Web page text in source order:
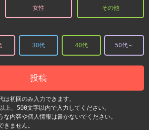
女性 その他
30代 40代 50代～
投稿
初回のみ入力できます。
、500文字以内で入力してください。
内容や個人情報は書かないでください。
ません。